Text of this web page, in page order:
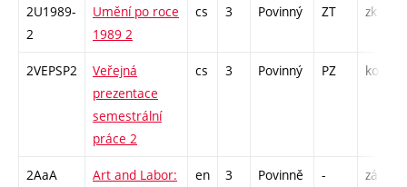
2U1989-
2
Umění po roce
1989 2
cs 3 Povinný ZT zk
2VEPSP2
Veřejná
prezentace
semestrální
práce 2
cs 3 Povinný PZ kol
2AaA
Art and Labor:
en 3
Povinně
- zá